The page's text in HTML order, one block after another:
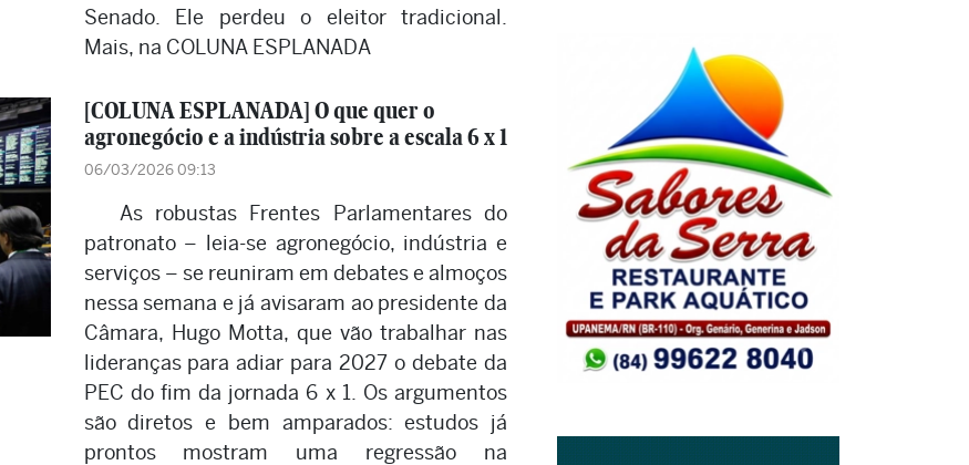
Senado. Ele perdeu o eleitor tradicional.
Mais, na COLUNA ESPLANADA
[COLUNA ESPLANADA] O que quer o
agronegócio e a indústria sobre a escala 6 x 1
06/03/2026 09:13
As robustas Frentes Parlamentares do
patronato – leia-se agronegócio, indústria e
serviços – se reuniram em debates e almoços
nessa semana e já avisaram ao presidente da
Câmara, Hugo Motta, que vão trabalhar nas
lideranças para adiar para 2027 o debate da
PEC do fim da jornada 6 x 1. Os argumentos
são diretos e bem amparados: estudos já
prontos mostram uma regressão na